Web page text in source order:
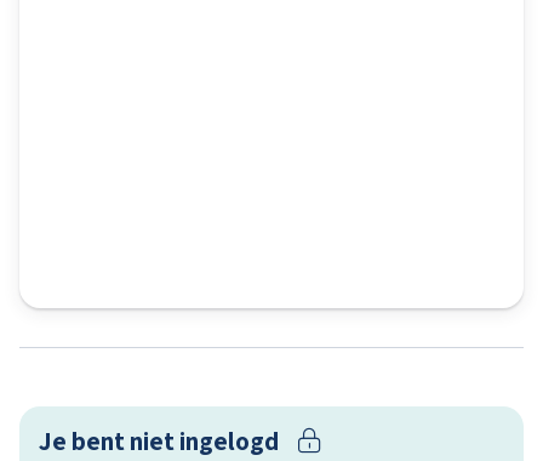
Je bent niet ingelogd